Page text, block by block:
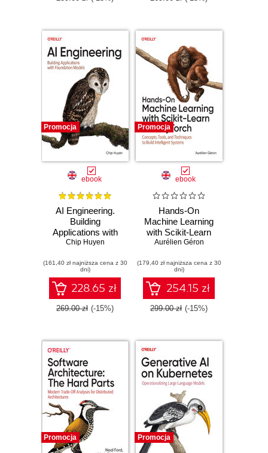
Promocja
ebook
AI Engineering.
Building
Applications with
Foundation Models
Chip Huyen
(161,40 zł najniższa cena z 30
dni)
228.65 zł
269.00 zł (-15%)
Promocja
ebook
Hands-On
Machine Learning
with Scikit-Learn
and PyTorch.
and Techniques to
Build Intelligent
Systems
Aurélien Géron
(179,40 zł najniższa cena z 30
dni)
254.15 zł
299.00 zł (-15%)
Promocja Promocja